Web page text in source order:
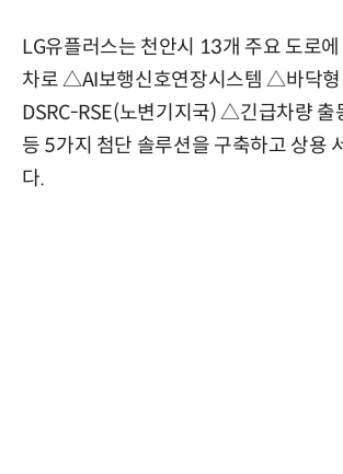
LG유플러스는 천안시 13개 주요 도로
차로 △AI보행신호연장시스템 △바닥
DSRC-RSE(노변기지국) △긴급차량 출
등 5가지 첨단 솔루션을 구축하고 상용
다.